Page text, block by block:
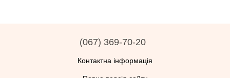
(067) 369-70-20
Контактна інформація